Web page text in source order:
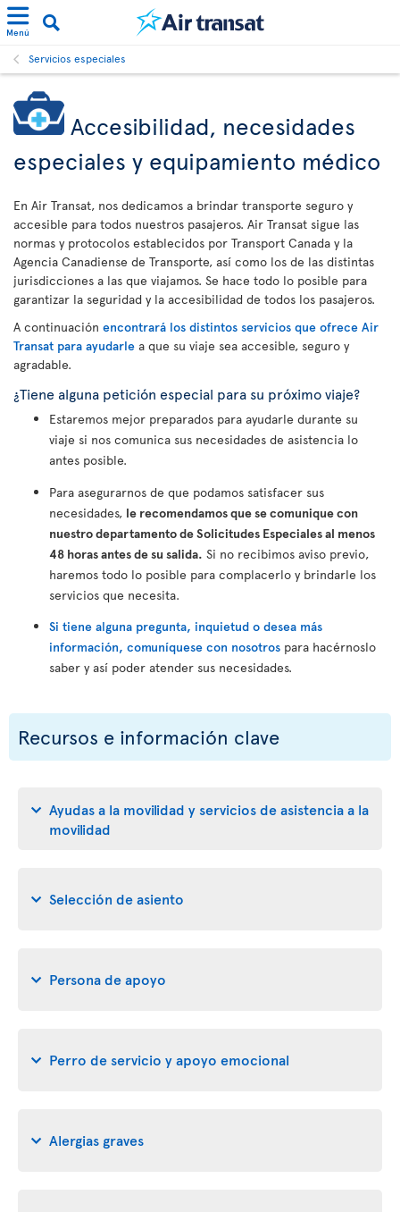
Menú
Servicios especiales
Accesibilidad, necesidades
especiales y equipamiento médico
En Air Transat, nos dedicamos a brindar transporte seguro y
accesible para todos nuestros pasajeros. Air Transat sigue las
normas y protocolos establecidos por Transport Canada y la
Agencia Canadiense de Transporte, así como los de las distintas
jurisdicciones a las que viajamos. Se hace todo lo posible para
garantizar la seguridad y la accesibilidad de todos los pasajeros.
A continuación encontrará los distintos servicios que ofrece Air
Transat para ayudarle a que su viaje sea accesible, seguro y
agradable.
¿Tiene alguna petición especial para su próximo viaje?
Estaremos mejor preparados para ayudarle durante su
viaje si nos comunica sus necesidades de asistencia lo
antes posible.
Para asegurarnos de que podamos satisfacer sus
necesidades, le recomendamos que se comunique con
nuestro departamento de Solicitudes Especiales al menos
48 horas antes de su salida. Si no recibimos aviso previo,
haremos todo lo posible para complacerlo y brindarle los
servicios que necesita.
Si tiene alguna pregunta, inquietud o desea más
información, comuníquese con nosotros para hacérnoslo
saber y así poder atender sus necesidades.
Recursos e información clave
Ayudas a la movilidad y servicios de asistencia a la
movilidad
Selección de asiento
Persona de apoyo
Perro de servicio y apoyo emocional
Alergias graves